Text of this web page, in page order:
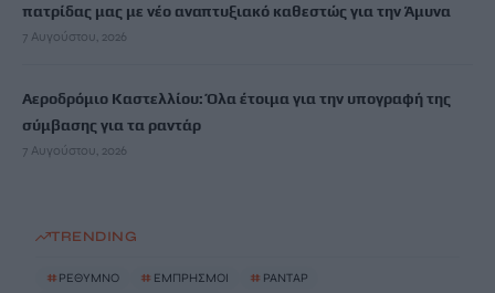
πατρίδας μας με νέο αναπτυξιακό καθεστώς για την Άμυνα
7 Αυγούστου, 2026
Αεροδρόμιο Καστελλίου: Όλα έτοιμα για την υπογραφή της
σύμβασης για τα ραντάρ
7 Αυγούστου, 2026
TRENDING
# ΡΕΘΥΜΝΟ # ΕΜΠΡΗΣΜΟΙ # ΡΑΝΤΑΡ